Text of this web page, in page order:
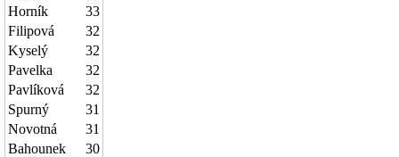
Horník
33
Filipová
32
Kyselý
32
Pavelka
32
Pavlíková
32
Spurný
31
Novotná
31
Bahounek
30